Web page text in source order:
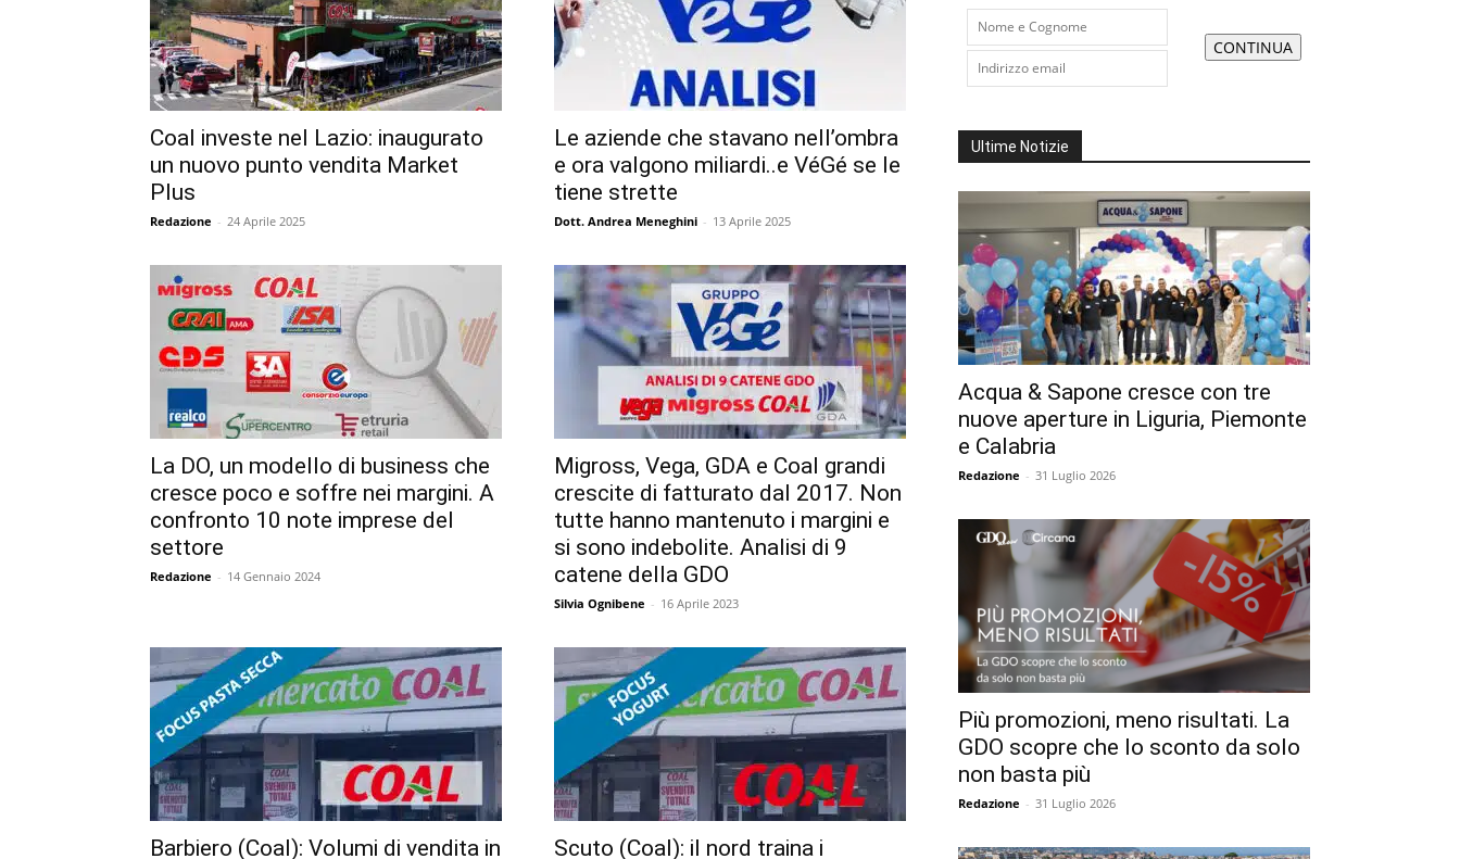
Coal investe nel Lazio: inaugurato
un nuovo punto vendita Market
Plus
Redazione - 24 Aprile 2025
Le aziende che stavano nell’ombra
e ora valgono miliardi..e VéGé se le
tiene strette
Dott. Andrea Meneghini - 13 Aprile 2025
La DO, un modello di business che
cresce poco e soffre nei margini. A
confronto 10 note imprese del
settore
Redazione - 14 Gennaio 2024
Migross, Vega, GDA e Coal grandi
crescite di fatturato dal 2017. Non
tutte hanno mantenuto i margini e
si sono indebolite. Analisi di 9
catene della GDO
Silvia Ognibene - 16 Aprile 2023
Barbiero (Coal): Volumi di vendita in
Scuto (Coal): il nord traina i
Ultime Notizie
Acqua & Sapone cresce con tre
nuove aperture in Liguria, Piemonte
e Calabria
Redazione - 31 Luglio 2026
Più promozioni, meno risultati. La
GDO scopre che lo sconto da solo
non basta più
Redazione - 31 Luglio 2026